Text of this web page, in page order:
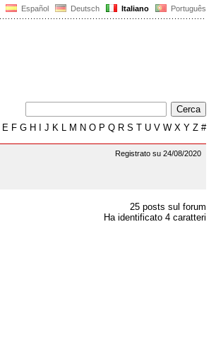
Español Deutsch Italiano Português
E F G H J K L M N O P Q R S T U V W X Y Z #
Registrato su 24/08/2020
25 posts sul forum
Ha identificato 4 caratteri